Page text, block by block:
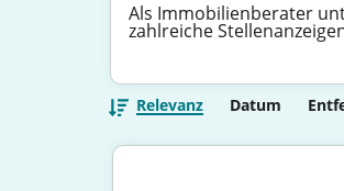
Als Immobilienberater
zahlreiche
Relevanz Datum